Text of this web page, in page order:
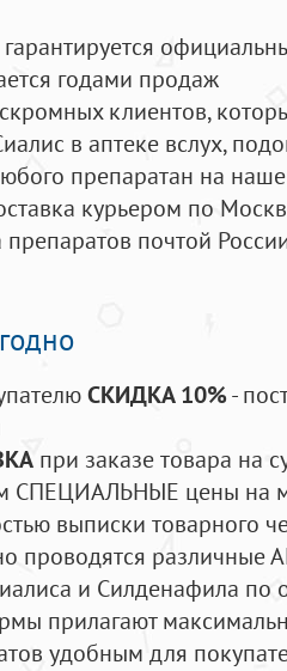
гарантируется
годами продаж
клиентов,
в аптеке вслух,
препаратан на
курьером по
почтой
СКИДКА 10%-
при заказе товара на
СПЕЦИАЛЬНЫЕ цены на
выписки товарного
проводятся
и Силденафила по
прилагают
удобным для